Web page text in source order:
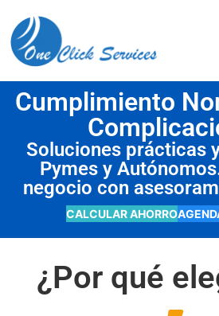
Cumplimiento
Soluciones prácticas
Pymes y
negocio con
CALCULAR AHORRO
¿Por qué